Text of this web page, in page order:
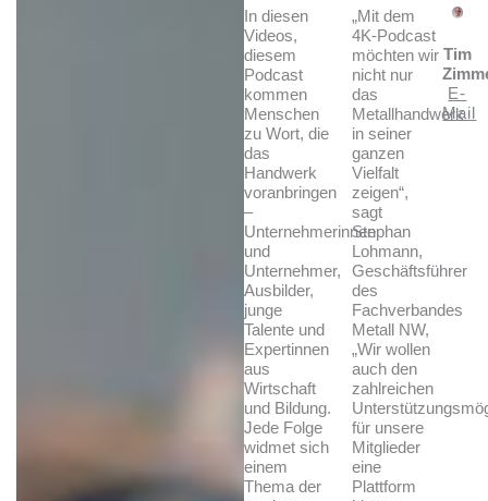
In diesen
Videos,
diesem
Podcast
kommen
Menschen
zu Wort, die
das
Handwerk
voranbringen
–
Unternehmerinnen
und
Unternehmer,
Ausbilder,
junge
Talente und
Expertinnen
aus
Wirtschaft
und Bildung.
Jede Folge
widmet sich
einem
Thema der
„Mit dem
4K-Podcast
möchten wir
nicht nur
das
Metallhandwerk
in seiner
ganzen
Vielfalt
zeigen“,
sagt
Stephan
Lohmann,
Geschäftsführer
des
Fachverbandes
Metall NW,
„Wir wollen
auch den
zahlreichen
für unsere
Mitglieder
eine
Plattform
Tim
E-
Mail